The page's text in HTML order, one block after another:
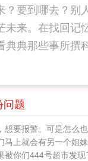
？要到哪去？
未来。在找回
典典那些事所
问题
要报警。可是怎
上就会有另一个姐
你们444号超市发